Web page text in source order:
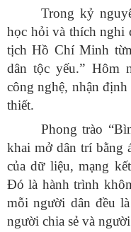
Trong kỷ
học hỏi và thích nghi
tịch Hồ Chí Minh
dân tộc yếu.” Hôm
công nghệ, nhận
thiết.
Phong trào
khai mở dân trí bằng
của dữ liệu, mạng
Đó là hành trình
mỗi người dân đều
người chia sẻ và